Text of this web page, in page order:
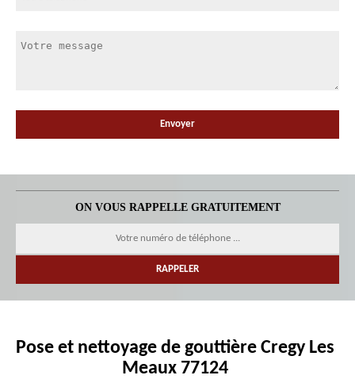
ON VOUS RAPPELLE GRATUITEMENT
Pose et nettoyage de gouttière Cregy Les
Meaux 77124